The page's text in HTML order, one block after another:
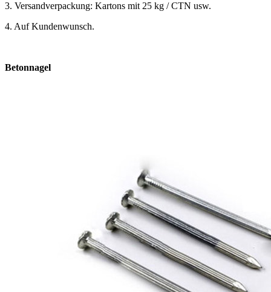
3. Versandverpackung: Kartons mit 25 kg / CTN usw.
4. Auf Kundenwunsch.
Betonnagel